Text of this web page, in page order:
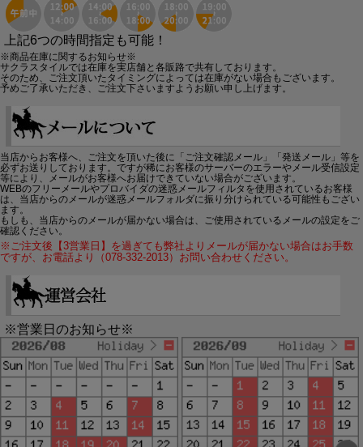
上記6つの時間指定も可能！
※商品在庫に関するお知らせ※
サクラスタイルでは在庫を実店舗と各販路で共有しております。
そのため、ご注文頂いたタイミングによっては在庫がない場合もございます。
予めご了承いただき、ご注文下さいますようお願い申し上げます。
当店からお客様へ、ご注文を頂いた後に「ご注文確認メール」「発送メール」等を
必ずお送りしております。ですが稀にお客様のサーバーのエラーやメール受信設定
等により、メールがお客様へお届けできていない場合がございます。
WEBのフリーメールやプロバイダの迷惑メールフィルタを使用されているお客様
は、当店からのメールが迷惑メールフォルダに振り分けられている可能性もござい
ます。
もしも、当店からのメールが届かない場合は、ご使用されているメールの設定をご
確認ください。
※ご注文後【3営業日】を過ぎても弊社よりメールが届かない場合はお手数
ですが、お電話より（078-332-2013）お問い合わせください。
※営業日のお知らせ※